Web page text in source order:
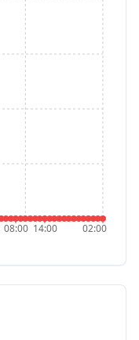
08:00 14:00 02:00